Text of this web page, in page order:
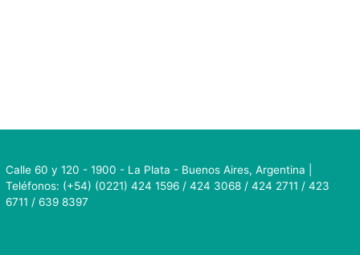
Calle 60 y 120 - 1900 - La Plata - Buenos Aires, Argentina |
Teléfonos: (+54) (0221) 424 1596 / 424 3068 / 424 2711 / 423
6711 / 639 8397